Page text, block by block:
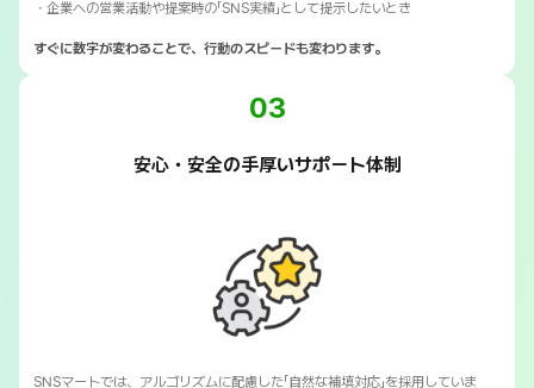
・企業への営業活動や提案時の「SNS実績」として提示したいとき
すぐに数字が変わることで、行動のスピードも変わります。
03
安心・安全の手厚いサポート体制
SNSマートでは、アルゴリズムに配慮した「自然な補填対応」を採用していま